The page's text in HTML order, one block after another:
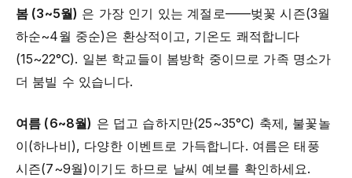
봄 (3~5월) 은 가장 인기 있는 계절로——벚꽃 시즌(3월
하순~4월 중순)은 환상적이고, 기온도 쾌적합니다
(15~22°C). 일본 학교들이 봄방학 중이므로 가족 명소가
더 붐빌 수 있습니다.
여름 (6~8월) 은 덥고 습하지만(25~35°C) 축제, 불꽃놀
이(하나비), 다양한 이벤트로 가득합니다. 여름은 태풍
시즌(7~9월)이기도 하므로 날씨 예보를 확인하세요.